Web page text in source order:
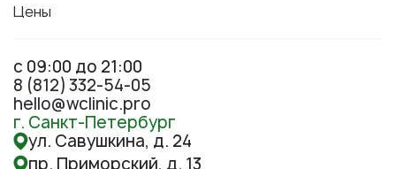
Цены
с 09:00 до 21:00
8 (812) 332-54-05
hello@wclinic.pro
г. Санкт-Петербург
ул. Савушкина, д. 24
пр. Приморский, д. 13